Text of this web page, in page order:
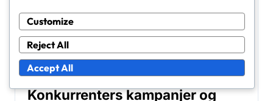
lojalitetsprogram. Sjekk alltid vilkårene for å
sikre at du kvalifiserer før du prøver å
innløse en kode.
Konkurrenters kampanjer og
Customize
Reject All
Accept All